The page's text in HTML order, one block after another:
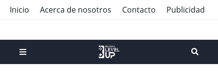
Inicio Acerca de nosotros Contacto Publicidad